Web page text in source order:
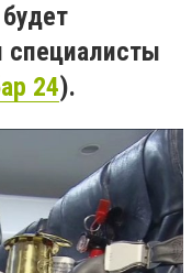
специалисты
24).